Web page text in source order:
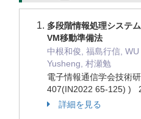
多段階情報処理システ
VM移動準備法
中根和俊, 福島行信,
Yusheng, 村瀬勉
電子情報通信学会技術
407(IN2022 65-125) )
詳細を見る